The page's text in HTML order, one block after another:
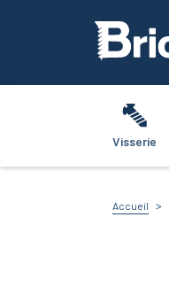
Visserie
Accueil